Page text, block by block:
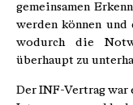
gemeinsamen
werden können
wodurch die
überhaupt zu
Der INF-Vertrag